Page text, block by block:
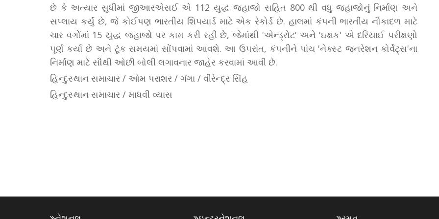
છે કે અત્યાર સુધીમાં જીઆરએસઈ એ 112 યુદ્ધ જહાજો સહિત 800 થી વધુ જહાજોનું નિર્માણ અને
સપ્લાય કર્યું છે, જે કોઈપણ ભારતીય શિપયાર્ડ માટે એક રેકોર્ડ છે. હાલમાં કંપની ભારતીય નૌકાદળ માટે
ચાર વર્ગોમાં 15 યુદ્ધ જહાજો પર કામ કરી રહી છે, જેમાંથી 'એન્ડ્રોટ' અને 'ઇક્ષક' એ દરિયાઈ પરીક્ષણો
પૂર્ણ કર્યા છે અને ટૂંક સમયમાં સોંપવામાં આવશે. આ ઉપરાંત, કંપનીને પાંચ 'નેક્સ્ટ જનરેશન કોર્વેટ્સ'ના
નિર્માણ માટે સૌથી ઓછી બોલી લગાવનાર જાહેર કરવામાં આવી છે.
હિન્દુસ્થાન સમાચાર / ઓમ પરાશર / ગંગા / વીરેન્દ્ર સિંહ
હિન્દુસ્થાન સમાચાર / માધવી વ્યાસ